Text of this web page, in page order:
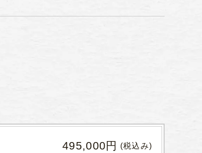
495,000円 (税込み)